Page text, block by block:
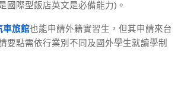
國際型飯店英文是必備能力)。
車旅館也能申請外籍實習生，但其申請來台
要點需依行業別不同及國外學生就讀學制